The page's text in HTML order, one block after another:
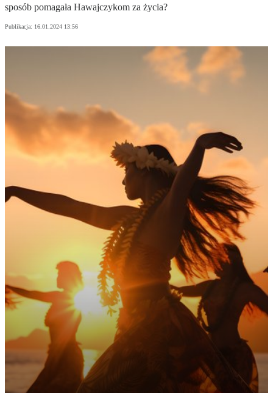
sposób pomagała Hawajczykom za życia?
Publikacja: 16.01.2024 13:56